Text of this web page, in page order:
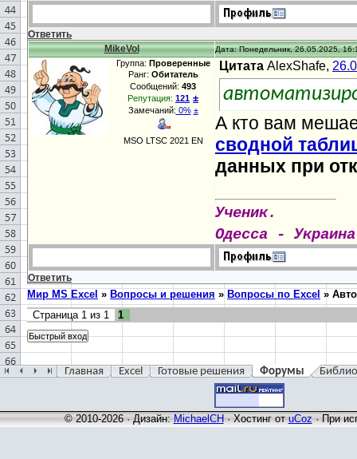
Ответить
MikeVol
Дата: Понедельник, 26.05.2025,
Группа: Проверенные
Ранг: Обитатель
Сообщений: 493
Репутация: 121 ±
Замечаний: 0% ±
MSO LTSC 2021 EN
Цитата AlexShafe,
А кто вам
сводной
данных при
Ученик.
Одесса - Украина
Ответить
Мир MS Excel » Вопросы и решения » Вопросы по Excel »
Страница 1 из 1 1
Главная Excel Готовые решения Форумы
© 2010-2026 · Дизайн: MichaelCH · Хостинг от uCoz · При